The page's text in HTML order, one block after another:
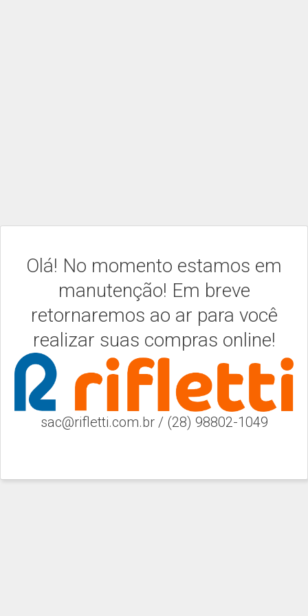
Olá! No momento estamos em
manutenção! Em breve
retornaremos ao ar para você
realizar suas compras online!
sac@rifletti.com.br / (28) 98802-1049